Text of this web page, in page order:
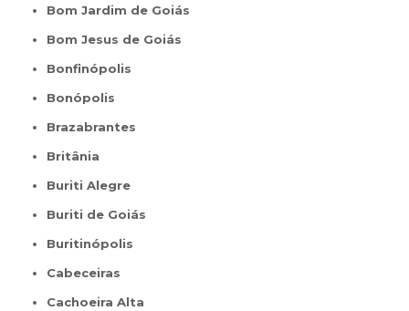
Bom Jardim de Goiás
Bom Jesus de Goiás
Bonfinópolis
Bonópolis
Brazabrantes
Britânia
Buriti Alegre
Buriti de Goiás
Buritinópolis
Cabeceiras
Cachoeira Alta